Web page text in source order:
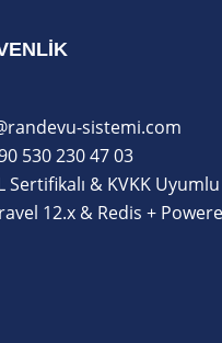
sistemi.com
530 230 47 03
Sertifikalı & KVKK
12.x & Redis +